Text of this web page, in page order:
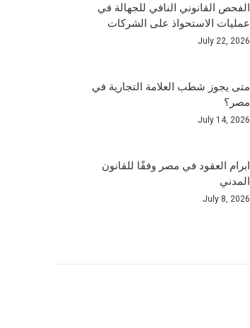
الفحص القانوني النافي للجهالة في
عمليات الاستحواذ على الشركات
July 22, 2026
متى يجوز شطب العلامة التجارية في
مصر؟
July 14, 2026
ابرام العقود في مصر وفقًا للقانون
المدني
July 8, 2026